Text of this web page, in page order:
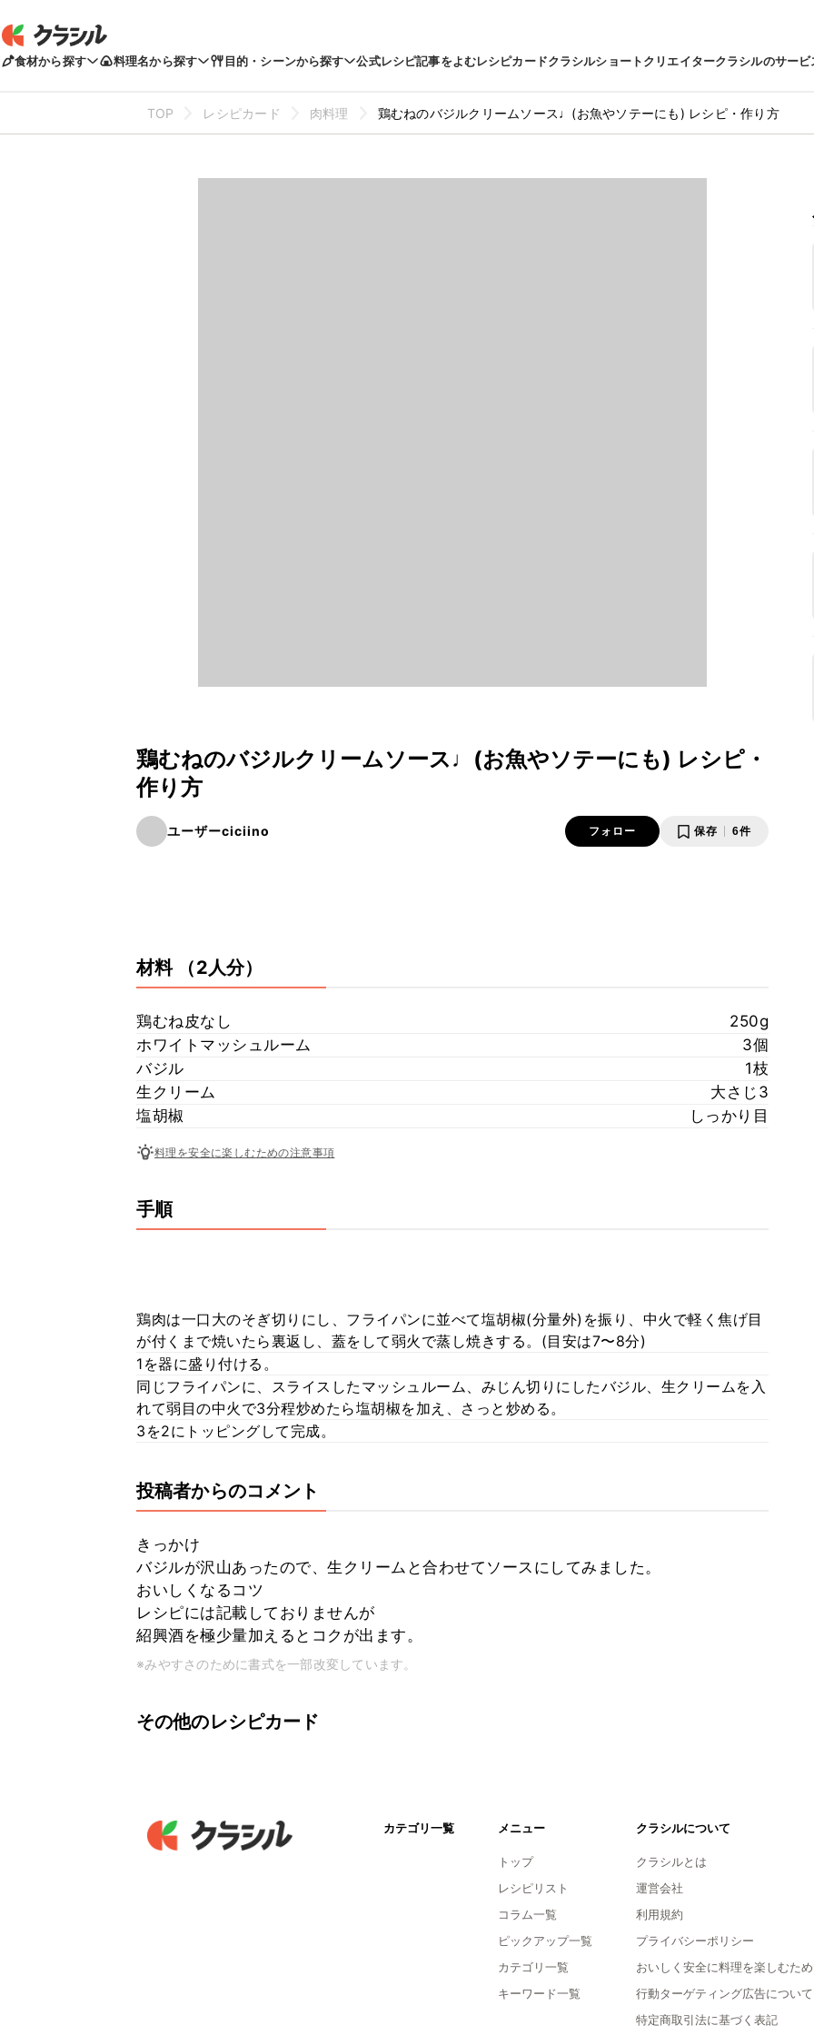
食材から探す 料理名から探す 目的・シーンから探す 公式レシピ記事をよむレシピカードクラシルショートクリエイタークラシルのサービ
TOP レシピカード 肉料理 鶏むねのバジルクリームソース♩(お魚やソテーにも) レシピ・作り方
鶏むねのバジルクリームソース♩(お魚やソテーにも) レシピ・
作り方
ユーザーciciino フォロー 保存 6件
材料 （2人分）
鶏むね皮なし
250g
ホワイトマッシュルーム
3個
バジル
1枝
生クリーム
大さじ3
塩胡椒
しっかり目
料理を安全に楽しむための注意事項
手順
鶏肉は一口大のそぎ切りにし、フライパンに並べて塩胡椒(分量外)を振り、中火で軽く焦げ目
が付くまで焼いたら裏返し、蓋をして弱火で蒸し焼きする。(目安は7〜8分)
1を器に盛り付ける。
同じフライパンに、スライスしたマッシュルーム、みじん切りにしたバジル、生クリームを入
れて弱目の中火で3分程炒めたら塩胡椒を加え、さっと炒める。
3を2にトッピングして完成。
投稿者からのコメント
きっかけ
バジルが沢山あったので、生クリームと合わせてソースにしてみました。
おいしくなるコツ
レシピには記載しておりませんが
紹興酒を極少量加えるとコクが出ます。
※みやすさのために書式を一部改変しています。
その他のレシピカード
カテゴリ一覧 メニュー
トップ
レシピリスト
コラム一覧
ピックアップ一覧
カテゴリ一覧
キーワード一覧
クラシルについて
クラシルとは
運営会社
利用規約
プライバシーポリシー
おいしく安全に料理を楽しむため
行動ターゲティング広告について
特定商取引法に基づく表記